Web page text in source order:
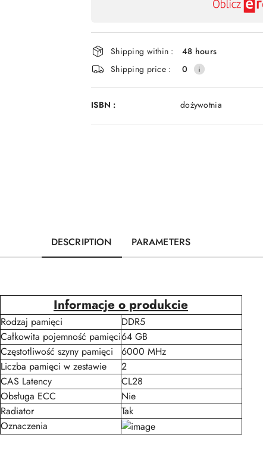
Shipping within :
48 hours
Shipping price :
0
ISBN : dożywotnia
DESCRIPTION PARAMETERS
Informacje o produkcie
Rodzaj pamięci
DDR5
Całkowita pojemność pamięci64 GB
Częstotliwość szyny pamięci
6000 MHz
Liczba pamięci w zestawie
2
CAS Latency
CL28
Obsługa ECC
Nie
Radiator
Tak
Oznaczenia